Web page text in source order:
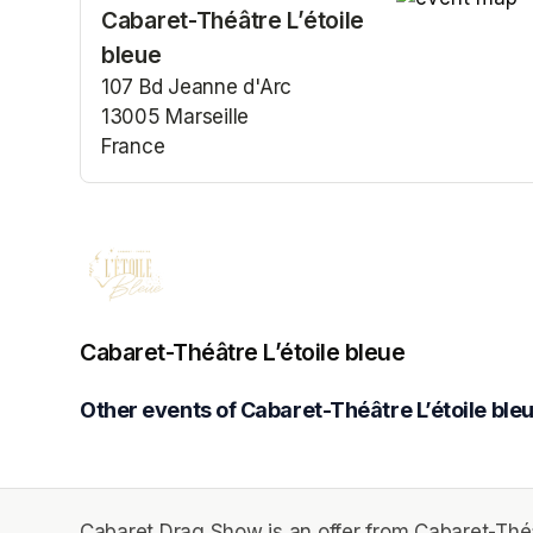
Cabaret-Théâtre L’étoile
bleue
107 Bd Jeanne d'Arc
13005 Marseille
France
(opens in a new tab)
Cabaret-Théâtre L’étoile bleue
Other events of Cabaret-Théâtre L’étoile